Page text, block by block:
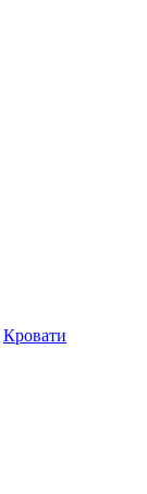
Кровати